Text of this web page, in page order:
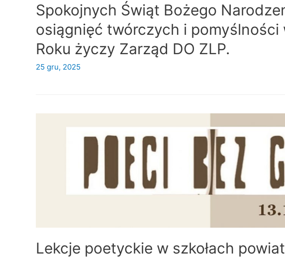
Spokojnych Świąt Bożego
osiągnięć twórczych i pomyślności
Roku życzy Zarząd DO ZLP.
25 gru, 2025
Lekcje poetyckie w szkołach